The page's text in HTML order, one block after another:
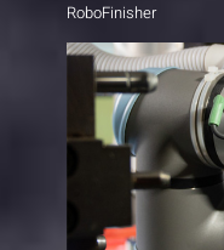
RoboFinisher